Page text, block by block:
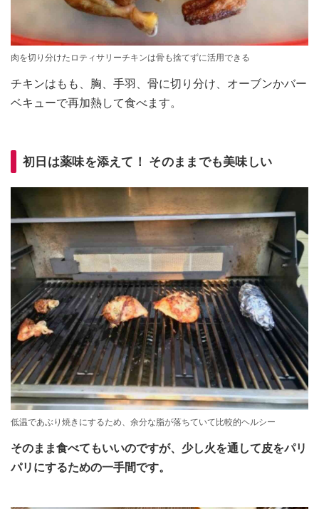
肉を切り分けたロティサリーチキンは骨も捨てずに活用できる
チキンはもも、胸、手羽、骨に切り分け、オーブンかバー
ベキューで再加熱して食べます。
初日は薬味を添えて！ そのままでも美味しい
低温であぶり焼きにするため、余分な脂が落ちていて比較的ヘルシー
そのまま食べてもいいのですが、少し火を通して皮をパリ
パリにするための一手間です。